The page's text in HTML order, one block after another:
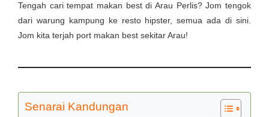
Tengah cari tempat makan best di Arau Perlis? Jom tengok
dari warung kampung ke resto hipster, semua ada di sini.
Jom kita terjah port makan best sekitar Arau!
Senarai Kandungan